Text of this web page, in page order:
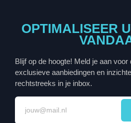
OPTIMALISEER
Blijf op de hoogte! Meld je aan
exclusieve aanbiedingen en
rechtstreeks in je inbox.